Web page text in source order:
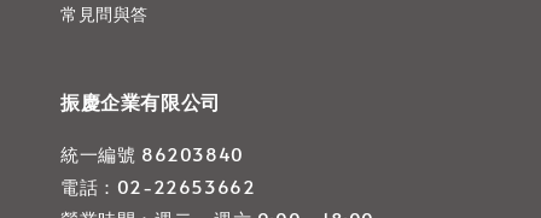
常見問與答
振慶企業有限公司
統一編號 86203840
電話：02-22653662